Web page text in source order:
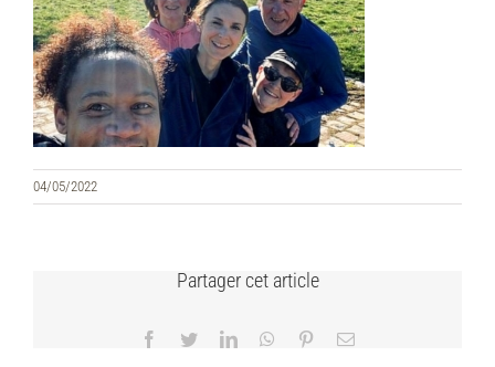
04/05/2022
Partager cet article
Facebook
TwitterLinkedInWhatsApp
PinterestEmail